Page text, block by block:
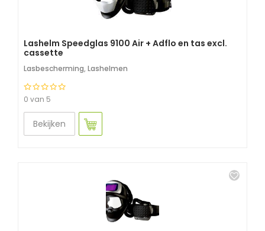
Lashelm Speedglas 9100 Air + Adflo en tas excl.
cassette
Lasbescherming, Lashelmen
0 van 5
Bekijken